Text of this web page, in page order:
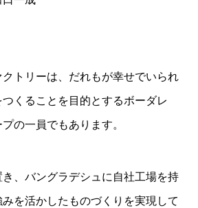
トリーは、だれもが幸せでいられ
くることを目的とするボーダレ
の一員でもあります。
、バングラデシュに自社工場を持
を活かしたものづくりを実現して